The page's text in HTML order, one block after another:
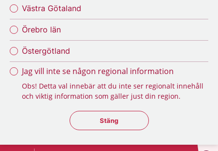
Västra Götaland
Örebro län
Östergötland
Jag vill inte se någon regional information
Obs! Detta val innebär att du inte ser regionalt innehåll
och viktig information som gäller just din region.
Stäng regionsväljaren
Stäng